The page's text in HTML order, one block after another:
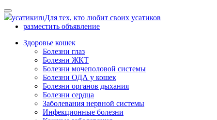
Skip
to
content
усатикиruДля тех, кто любит своих усатиков
разместить объявление
Здоровье кошек
Болезни глаз
Болезни ЖКТ
Болезни мочеполовой системы
Болезни ОДА у кошек
Болезни органов дыхания
Болезни сердца
Заболевания нервной системы
Инфекционные болезни